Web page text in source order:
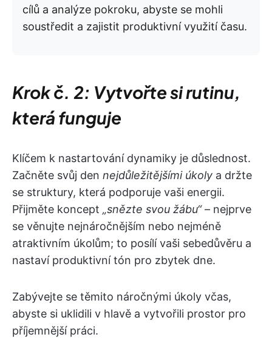
cílů a analýze pokroku, abyste se mohli
soustředit a zajistit produktivní využití času.
Krok č. 2: Vytvořte si rutinu,
která funguje
Klíčem k nastartování dynamiky je důslednost.
Začněte svůj den nejdůležitějšími úkoly a držte
se struktury, která podporuje vaši energii.
Přijměte koncept „snězte svou žábu“– nejprve
se věnujte nejnáročnějším nebo nejméně
atraktivním úkolům; to posílí vaši sebedůvěru a
nastaví produktivní tón pro zbytek dne.
Zabývejte se těmito náročnými úkoly včas,
abyste si uklidili v hlavě a vytvořili prostor pro
příjemnější práci.